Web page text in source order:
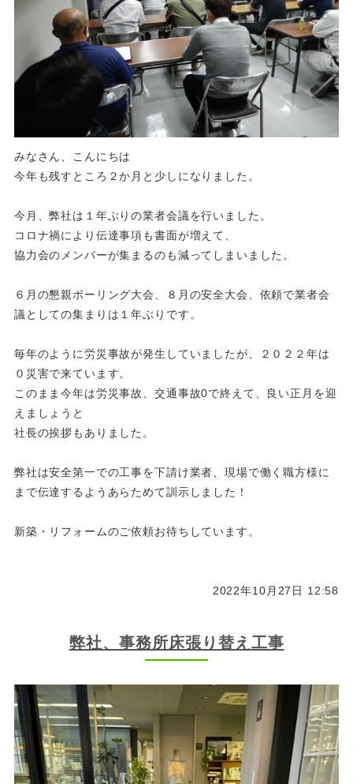
みなさん、こんにちは
今年も残すところ２か月と少しになりました。
今月、弊社は１年ぶりの業者会議を行いました。
コロナ禍により伝達事項も書面が増えて、
協力会のメンバーが集まるのも減ってしまいました。
６月の懇親ボーリング大会、８月の安全大会、依頼で業者会
議としての集まりは１年ぶりです。
毎年のように労災事故が発生していましたが、２０２２年は
０災害で来ています。
このまま今年は労災事故、交通事故0で終えて、良い正月を迎
えましょうと
社長の挨拶もありました。
弊社は安全第一での工事を下請け業者、現場で働く職方様に
まで伝達するようあらためて訓示しました！
新築・リフォームのご依頼お待ちしています。
2022年10月27日 12:58
弊社、事務所床張り替え工事